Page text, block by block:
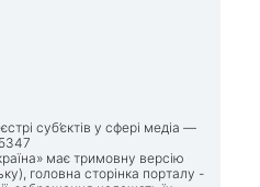
суб’єктів у сфері медіа —
має тримовну версію
головна сторінка порталу -